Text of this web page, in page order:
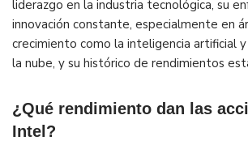
liderazgo en la industria tecnológica, su
innovación constante, especialmente en
crecimiento como la inteligencia artificial
la nube, y su histórico de rendimientos
¿Qué rendimiento dan las
Intel?